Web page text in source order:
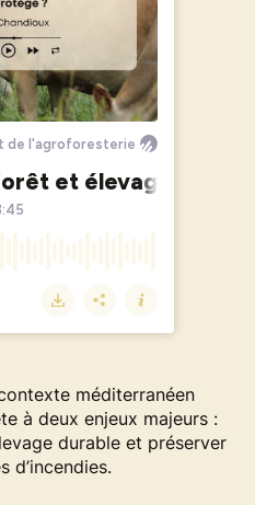
méditerranéen
à deux enjeux majeurs :
durable et préserver
d’incendies.